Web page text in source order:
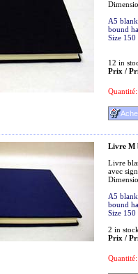
A5
bound
Size
12 in
Prix /
Quantité:
Livre M
Livre
avec
A5
bound
Size
2 in
Prix /
Quantité: